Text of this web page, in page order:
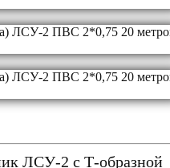
ЛСУ-2 с Т-образной